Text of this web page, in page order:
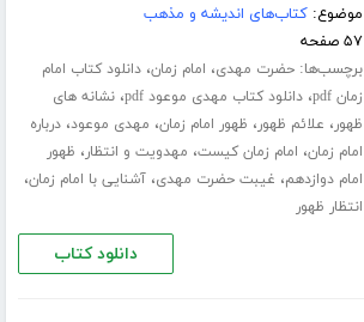
موضوع:کتاب‌های اندیشه و مذهب
۵۷ صفحه
برچسب‌ها:حضرت مهدی، امام زمان،دانلود کتاب امام
زمان pdf
،دانلود کتاب مهدی موعود pdf ،نشانه های
ظهور، علائم ظهور، ظهور امام زمان، مهدی موعود،درباره
امام زمان، امام زمان کیست، مهدویت و انتظار، ظهور
امام دوازدهم، غیبت حضرت مهدی،آشنایی با امام زمان،
انتظار ظهور
دانلود کتاب